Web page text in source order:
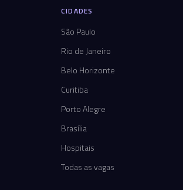
CIDADES
São Paulo
Rio de Janeiro
Belo Horizonte
Curitiba
Porto Alegre
Brasília
Hospitais
Todas as vagas